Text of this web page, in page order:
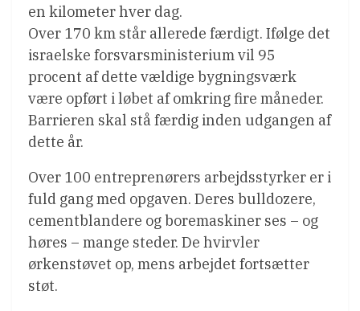
en kilometer hver dag.
Over 170 km står allerede færdigt. Ifølge det
israelske forsvarsministerium vil 95
procent af dette vældige bygningsværk
være opført i løbet af omkring fire måneder.
Barrieren skal stå færdig inden udgangen af
dette år.
Over 100 entreprenørers arbejdsstyrker er i
fuld gang med opgaven. Deres bulldozere,
cementblandere og boremaskiner ses – og
høres – mange steder. De hvirvler
ørkenstøvet op, mens arbejdet fortsætter
støt.